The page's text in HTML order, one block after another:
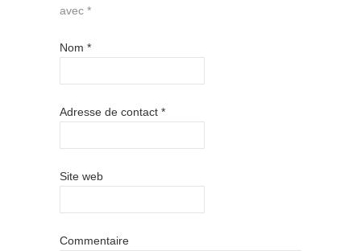
avec *
Nom *
Adresse de contact *
Site web
Commentaire